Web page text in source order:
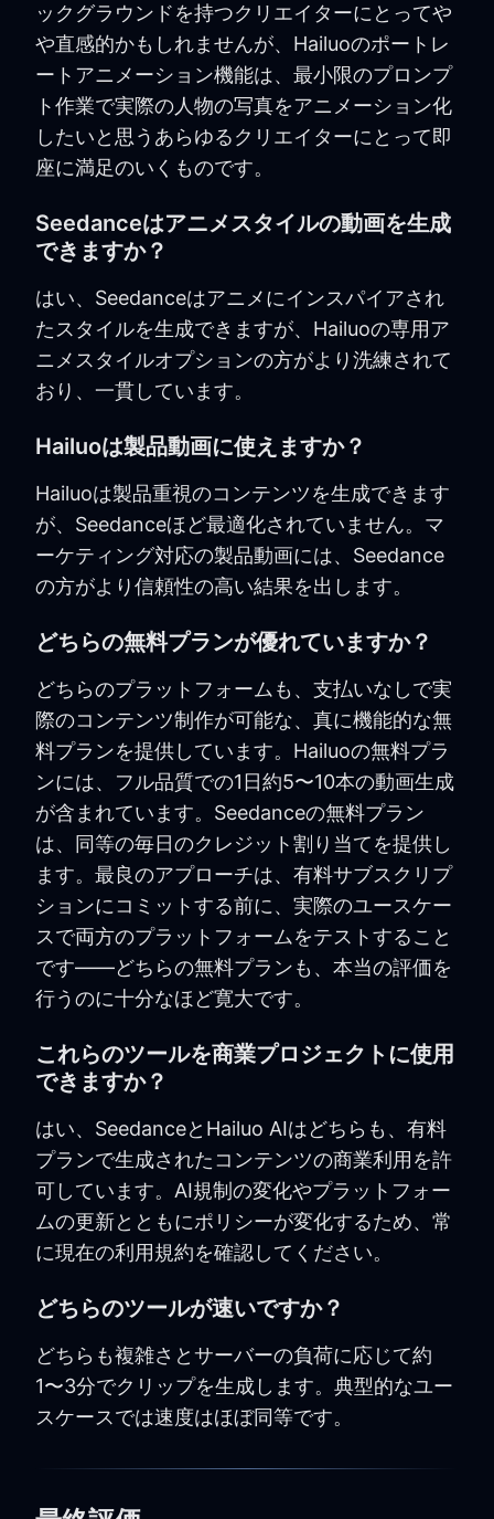
ックグラウンドを持つクリエイターにとってや
や直感的かもしれませんが、Hailuoのポートレ
ートアニメーション機能は、最小限のプロンプ
ト作業で実際の人物の写真をアニメーション化
したいと思うあらゆるクリエイターにとって即
座に満足のいくものです。
Seedanceはアニメスタイルの動画を生成
できますか？
はい、Seedanceはアニメにインスパイアされ
たスタイルを生成できますが、Hailuoの専用ア
ニメスタイルオプションの方がより洗練されて
おり、一貫しています。
Hailuoは製品動画に使えますか？
Hailuoは製品重視のコンテンツを生成できます
が、Seedanceほど最適化されていません。マ
ーケティング対応の製品動画には、Seedance
の方がより信頼性の高い結果を出します。
どちらの無料プランが優れていますか？
どちらのプラットフォームも、支払いなしで実
際のコンテンツ制作が可能な、真に機能的な無
料プランを提供しています。Hailuoの無料プラ
ンには、フル品質での1日約5〜10本の動画生成
が含まれています。Seedanceの無料プラン
は、同等の毎日のクレジット割り当てを提供し
ます。最良のアプローチは、有料サブスクリプ
ションにコミットする前に、実際のユースケー
スで両方のプラットフォームをテストすること
です——どちらの無料プランも、本当の評価を
行うのに十分なほど寛大です。
これらのツールを商業プロジェクトに使用
できますか？
はい、SeedanceとHailuo AIはどちらも、有料
プランで生成されたコンテンツの商業利用を許
可しています。AI規制の変化やプラットフォー
ムの更新とともにポリシーが変化するため、常
に現在の利用規約を確認してください。
どちらのツールが速いですか？
どちらも複雑さとサーバーの負荷に応じて約
1〜3分でクリップを生成します。典型的なユー
スケースでは速度はほぼ同等です。